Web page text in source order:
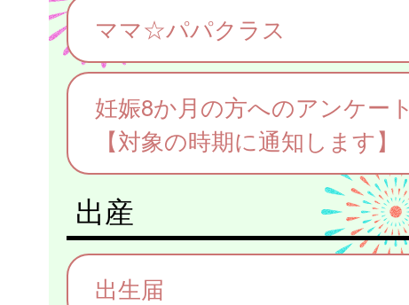
ママ☆パパクラス
妊娠8か月の方へのアンケート
【対象の時期に通知します】
出産
出生届